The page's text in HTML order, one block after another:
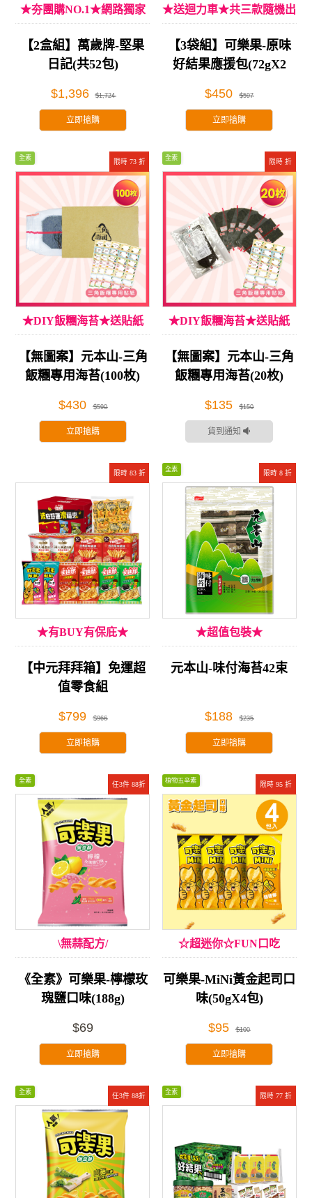
★夯團購NO.1★網路獨家
【2盒組】萬歲牌-堅果
日記(共52包)
$1,396 $1,724
立即搶購
★送迴力車★共三款隨機出
貨
【3袋組】可樂果-原味
好結果應援包(72gX2
$450 $597
立即搶購
限時 73 折
全素
★DIY飯糰海苔★送貼紙
【無圖案】元本山-三角
飯糰專用海苔(100枚)
$430 $590
立即搶購
限時 折
全素
★DIY飯糰海苔★送貼紙
【無圖案】元本山-三角
飯糰專用海苔(20枚)
$135 $150
貨到通知
限時 83 折
★有BUY有保庇★
【中元拜拜箱】免運超
值零食組
$799 $966
立即搶購
限時 8 折
全素
★超值包裝★
元本山-味付海苔42束
$188 $235
立即搶購
任3件 88折
全素
\無蒜配方/
《全素》可樂果-檸檬玫
瑰鹽口味(188g)
$69
立即搶購
限時 95 折
植物五辛素
☆超迷你☆FUN口吃
可樂果-MiNi黃金起司口
味(50gX4包)
$95 $100
立即搶購
任3件 88折
全素
限時 77 折
全素